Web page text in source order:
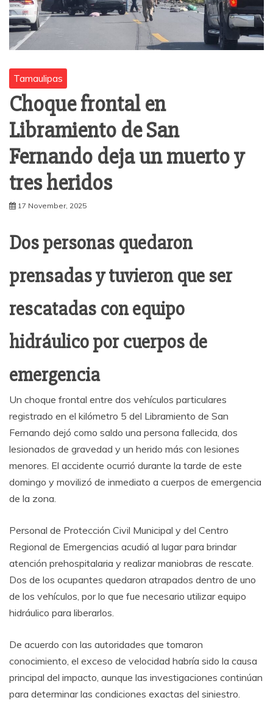
Tamaulipas
Choque frontal en
Libramiento de San
Fernando deja un muerto y
tres heridos
17 November, 2025
Dos personas quedaron
prensadas y tuvieron que ser
rescatadas con equipo
hidráulico por cuerpos de
emergencia
Un choque frontal entre dos vehículos particulares
registrado en el kilómetro 5 del Libramiento de San
Fernando dejó como saldo una persona fallecida, dos
lesionados de gravedad y un herido más con lesiones
menores. El accidente ocurrió durante la tarde de este
domingo y movilizó de inmediato a cuerpos de emergencia
de la zona.
Personal de Protección Civil Municipal y del Centro
Regional de Emergencias acudió al lugar para brindar
atención prehospitalaria y realizar maniobras de rescate.
Dos de los ocupantes quedaron atrapados dentro de uno
de los vehículos, por lo que fue necesario utilizar equipo
hidráulico para liberarlos.
De acuerdo con las autoridades que tomaron
conocimiento, el exceso de velocidad habría sido la causa
principal del impacto, aunque las investigaciones continúan
para determinar las condiciones exactas del siniestro.